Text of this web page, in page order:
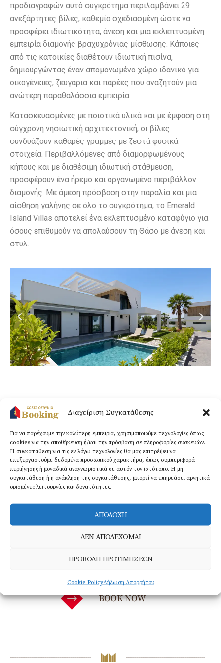
Διαχείριση Συγκατάθεσης
Για να παρέχουμε την καλύτερη εμπειρία, χρησιμοποιούμε τεχνολογίες όπως
cookies για την αποθήκευση ή/και την πρόσβαση σε πληροφορίες συσκευών.
Η συγκατάθεση για τις εν λόγω τεχνολογίες θα μας επιτρέψει να
επεξεργαστούμε δεδομένα προσωπικού χαρακτήρα, όπως συμπεριφορά
περιήγησης ή μοναδικά αναγνωριστικά σε αυτόν τον ιστότοπο. Η μη
συγκατάθεση ή η ανάκληση της συγκατάθεσης, μπορεί να επηρεάσει αρνητικά
ορισμένες λειτουργίες και δυνατότητες.
ΑΠΟΔΟΧΗ
ΔΕΝ ΑΠΟΔΕΧΟΜΑΙ
ΠΡΟΒΟΛΗ ΠΡΟΤΙΜΗΣΕΩΝ
Cookie PolicyΔήλωση Απορρήτου
προδιαγραφών αυτό συγκρότημα περιλαμβάνει 29
ανεξάρτητες βίλες, καθεμία σχεδιασμένη ώστε να
προσφέρει ιδιωτικότητα, άνεση και μια εκλεπτυσμένη
εμπειρία διαμονής βραχυχρόνιας μίσθωσης. Κάποιες
από τις κατοικίες διαθέτουν ιδιωτική πισίνα,
δημιουργώντας έναν απομονωμένο χώρο ιδανικό για
οικογένειες, ζευγάρια και παρέες που αναζητούν μια
ανώτερη παραθαλάσσια εμπειρία.
Κατασκευασμένες με ποιοτικά υλικά και με έμφαση στη
σύγχρονη νησιωτική αρχιτεκτονική, οι βίλες
συνδυάζουν καθαρές γραμμές με ζεστά φυσικά
στοιχεία. Περιβαλλόμενες από διαμορφωμένους
κήπους και με διαθέσιμη ιδιωτική στάθμευση,
προσφέρουν ένα ήρεμο και οργανωμένο περιβάλλον
διαμονής. Με άμεση πρόσβαση στην παραλία και μια
αίσθηση γαλήνης σε όλο το συγκρότημα, το Emerald
Island Villas αποτελεί ένα εκλεπτυσμένο καταφύγιο για
όσους επιθυμούν να απολαύσουν τη Θάσο με άνεση και
στυλ.
Χώρος στάθμευσης Wi-Fi​ Μπαλκόνι
Ψυγείο Κλιματισμός
μαλλιών​
BOOK NOW